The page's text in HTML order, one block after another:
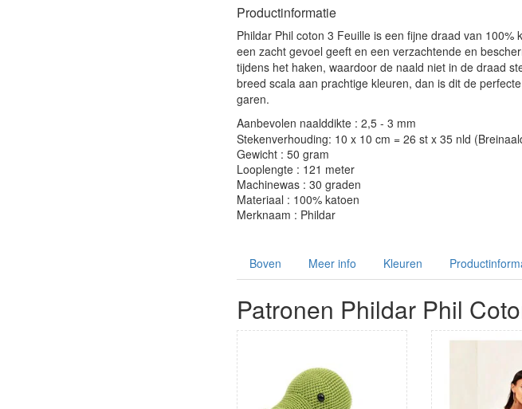
Productinformatie
Phildar Phil coton 3 Feuille is een fijne draad van
een zacht gevoel geeft en een verzachtende en
tijdens het haken, waardoor de naald niet in de draad
breed scala aan prachtige kleuren, dan is dit de
garen.
Aanbevolen naalddikte : 2,5 - 3 mm
Stekenverhouding: 10 x 10 cm = 26 st x 35 nld
Gewicht : 50 gram
Looplengte : 121 meter
Machinewas : 30 graden
Materiaal : 100% katoen
Merknaam : Phildar
Boven Meer info Kleuren
Patronen Phildar Phil